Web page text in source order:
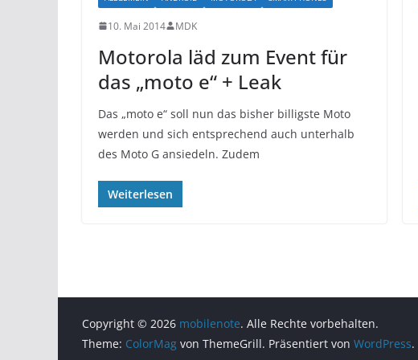
10. Mai 2014 MDK
Motorola läd zum Event für
das „moto e“ + Leak
Das „moto e“ soll nun das bisher billigste Moto
werden und sich entsprechend auch unterhalb
des Moto G ansiedeln. Zudem
Weiterlesen
Copyright © 2026 mobilenote. Alle Rechte vorbehalten.
Theme: ColorMag von ThemeGrill. Präsentiert von WordPress.